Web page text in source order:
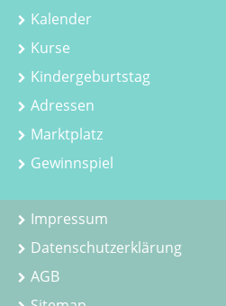
Kalender
Kurse
Kindergeburtstag
Adressen
Marktplatz
Gewinnspiel
Impressum
Datenschutzerklärung
AGB